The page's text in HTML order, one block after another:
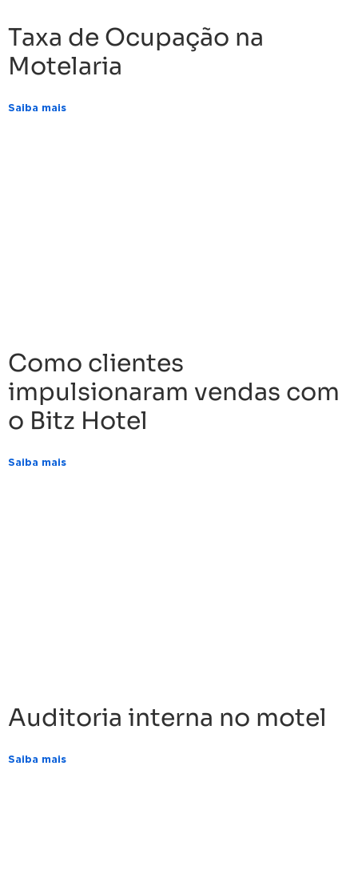
Taxa de Ocupação na
Motelaria
Saiba mais
Como clientes
impulsionaram vendas com
o Bitz Hotel
Saiba mais
Auditoria interna no motel
Saiba mais